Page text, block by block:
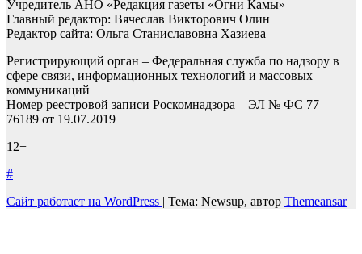
Учредитель АНО «Редакция газеты «Огни Камы»
Главный редактор: Вячеслав Викторович Олин
Редактор сайта: Ольга Станиславовна Хазиева
Регистрирующий орган – Федеральная служба по надзору в
сфере связи, информационных технологий и массовых
коммуникаций
Номер реестровой записи Роскомнадзора – ЭЛ № ФС 77 —
76189 от 19.07.2019
12+
#
Сайт работает на WordPress | Тема: Newsup, автор Themeansar